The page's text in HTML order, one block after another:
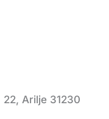
Arilje 31230